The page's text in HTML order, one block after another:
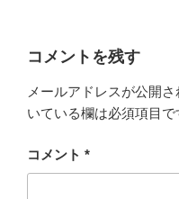
コメントを残す
メールアドレスが公開
いている欄は必須項目で
コメント *